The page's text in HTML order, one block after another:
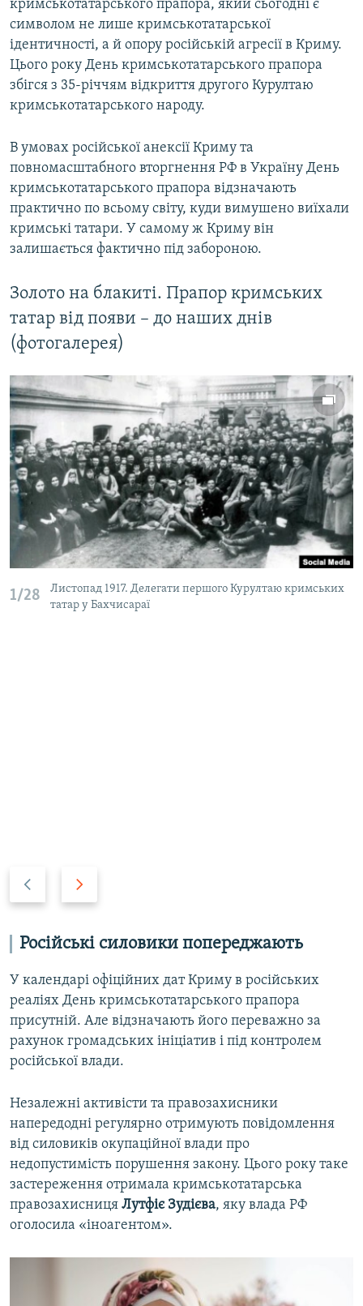
кримськотатарського прапора, який сьогодні є
символом не лише кримськотатарської
ідентичності, а й опору російській агресії в Криму.
Цього року День кримськотатарського прапора
збігся з 35-річчям відкриття другого Курултаю
кримськотатарського народу.
В умовах російської анексії Криму та
повномасштабного вторгнення РФ в Україну День
кримськотатарського прапора відзначають
практично по всьому світу, куди вимушено виїхали
кримські татари. У самому ж Криму він
залишається фактично під забороною.
Золото на блакиті. Прапор кримських
татар від появи – до наших днів
(фотогалерея)
1/28
Листопад 1917. Делегати першого Курултаю кримських
татар у Бахчисараї
v
i
o
u
s
s
l
d
e
t
l
d
e
Російські силовики попереджають
У календарі офіційних дат Криму в російських
реаліях День кримськотатарського прапора
присутній. Але відзначають його переважно за
рахунок громадських ініціатив і під контролем
російської влади.
Незалежні активісти та правозахисники
напередодні регулярно отримують повідомлення
від силовиків окупаційної влади про
недопустимість порушення закону. Цього року таке
застереження отримала кримськотатарська
правозахисниця Лутфіє Зудієва, яку влада РФ
оголосила «іноагентом».